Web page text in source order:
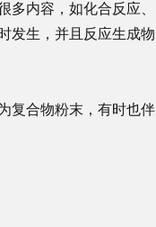
多内容，如化合反应、
发生，并且反应生成物
复合物粉末，有时也伴